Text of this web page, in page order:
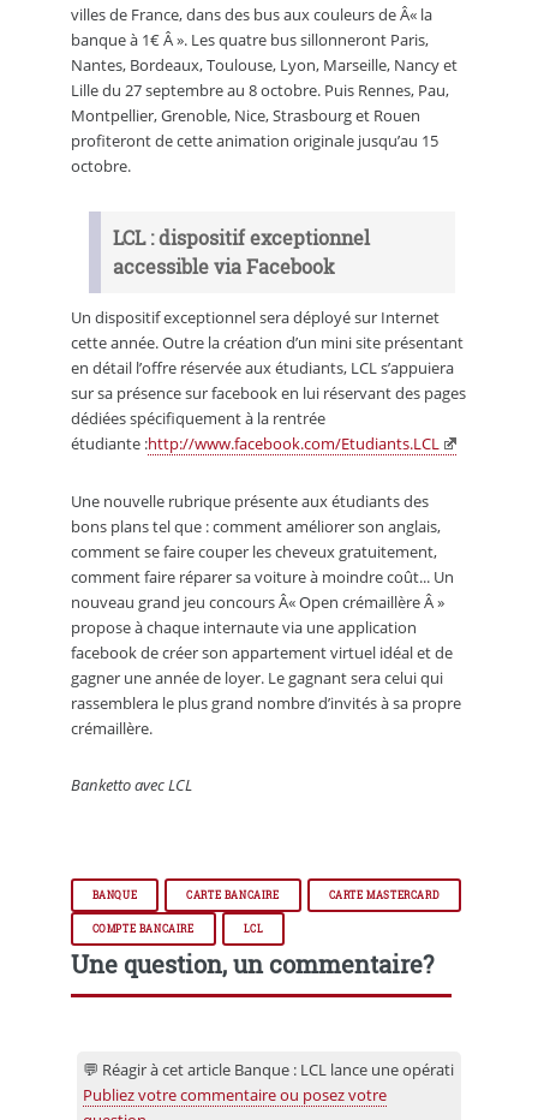
villes de France, dans des bus aux couleurs de Â« la
banque à 1€ Â ». Les quatre bus sillonneront Paris,
Nantes, Bordeaux, Toulouse, Lyon, Marseille, Nancy et
Lille du 27 septembre au 8 octobre. Puis Rennes, Pau,
Montpellier, Grenoble, Nice, Strasbourg et Rouen
profiteront de cette animation originale jusqu’au 15
octobre.
LCL : dispositif exceptionnel
accessible via Facebook
Un dispositif exceptionnel sera déployé sur Internet
cette année. Outre la création d’un mini site présentant
en détail l’offre réservée aux étudiants, LCL s’appuiera
sur sa présence sur facebook en lui réservant des pages
dédiées spécifiquement à la rentrée
étudiante :http://www.facebook.com/Etudiants.LCL
Une nouvelle rubrique présente aux étudiants des
bons plans tel que : comment améliorer son anglais,
comment se faire couper les cheveux gratuitement,
comment faire réparer sa voiture à moindre coût... Un
nouveau grand jeu concours Â« Open crémaillère Â »
propose à chaque internaute via une application
facebook de créer son appartement virtuel idéal et de
gagner une année de loyer. Le gagnant sera celui qui
rassemblera le plus grand nombre d’invités à sa propre
crémaillère.
Banketto avec LCL
BANQUE CARTE BANCAIRE CARTE MASTERCARD
COMPTE BANCAIRE LCL
Une question, un commentaire?
💬 Réagir à cet article Banque : LCL lance une opérati
Publiez votre commentaire ou posez votre